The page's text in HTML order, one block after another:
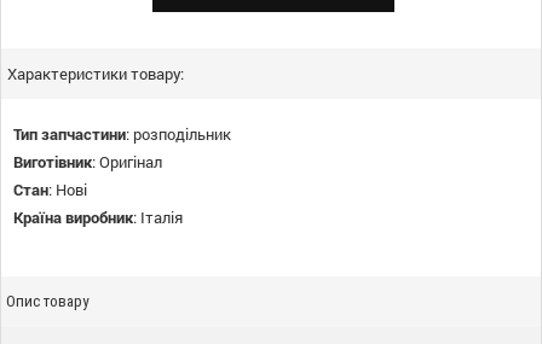
Характеристики товару:
Тип запчастини: розподільник
Виготівник:Оригінал
Стан: Нові
Країна виробник: Італія
Опис товару